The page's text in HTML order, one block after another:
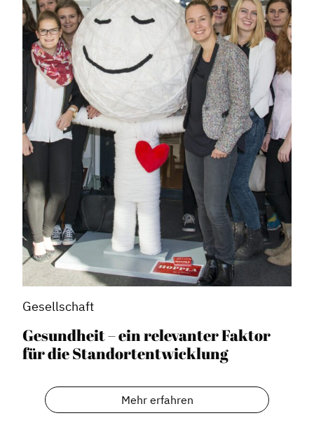
Gesellschaft
Gesundheit – ein relevanter Faktor
für die Standortentwicklung
Mehr erfahren